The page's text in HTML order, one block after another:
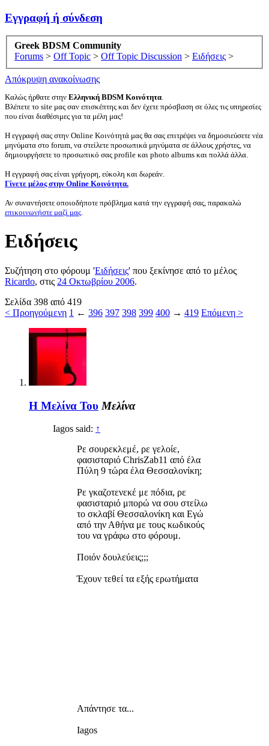
Εγγραφή ή σύνδεση
Greek BDSM Community
Forums > Off Topic > Off Topic Discussion > Ειδήσεις >
Απόκρυψη ανακοίνωσης
Καλώς ήρθατε στην Ελληνική BDSM Κοινότητα.
Βλέπετε το site μας σαν επισκέπτης και δεν έχετε πρόσβαση σε όλες τις υπηρεσίες
που είναι διαθέσιμες για τα μέλη μας!
Η εγγραφή σας στην Online Κοινότητά μας θα σας επιτρέψει να δημοσιεύσετε νέα
μηνύματα στο forum, να στείλετε προσωπικά μηνύματα σε άλλους χρήστες, να
δημιουργήσετε το προσωπικό σας profile και photo albums και πολλά άλλα.
Η εγγραφή σας είναι γρήγορη, εύκολη και δωρεάν.
Γίνετε μέλος στην Online Κοινότητα.
Αν συναντήσετε οποιοδήποτε πρόβλημα κατά την εγγραφή σας, παρακαλώ
επικοινωνήστε μαζί μας.
Ειδήσεις
Συζήτηση στο φόρουμ 'Ειδήσεις' που ξεκίνησε από το μέλος
Ricardo, στις 24 Οκτωβρίου 2006.
Σελίδα 398 από 419
< Προηγούμενη 1 ← 396 397 398 399 400 → 419 Επόμενη >
Η Μελίνα Του Μελίνα
Iagos said: ↑
Ρε σουρεκλεμέ, ρε γελοίε,
φασισταριό ChrisZab11 από έλα
Πύλη 9 τώρα έλα Θεσσαλονίκη;
Ρε γκαζοτενεκέ με πόδια, ρε
φασισταριό μπορώ να σου στείλω
το σκλαβί Θεσσαλονίκη και Εγώ
από την Αθήνα με τους κωδικούς
του να γράφω στο φόρουμ.
Ποιόν δουλεύεις;;;
Έχουν τεθεί τα εξής ερωτήματα
Απάντησε τα...
Iagos